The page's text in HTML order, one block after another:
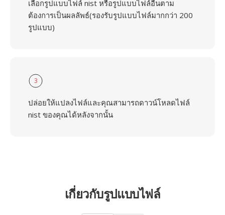
เลือกรูปแบบไฟล์ nist หรือรูปแบบไฟล์อื่นตาม
ต้องการเป็นผลลัพธ์(รองรับรูปแบบไฟล์มากกว่า 200
รูปแบบ)
3
ปล่อยให้แปลงไฟล์และคุณสามารถดาวน์โหลดไฟล์
nist ของคุณได้หลังจากนั้น
เกี่ยวกับรูปแบบไฟล์